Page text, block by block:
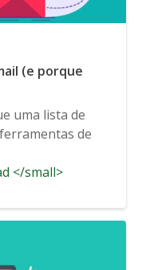
(e porque
uma lista de
de
</small>